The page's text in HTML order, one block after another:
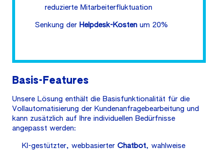
reduzierte Mitarbeiterfluktuation
Senkung der Helpdesk-Kosten um 20%
Basis-Features
Unsere Lösung enthält die Basisfunktionalität für die
Vollautomatisierung der Kundenanfragebearbeitung und
kann zusätzlich auf Ihre individuellen Bedürfnisse
angepasst werden:
KI-gestützter, webbasierter Chatbot, wahlweise